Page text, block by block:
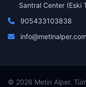
Santral Center (Eski
905433103838
info@metinalper.com
© 2026 Metin Alper.